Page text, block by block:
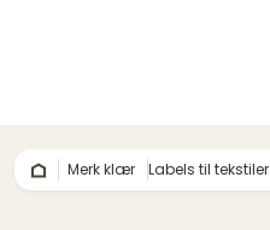
Merk klær Labels til tekstiler